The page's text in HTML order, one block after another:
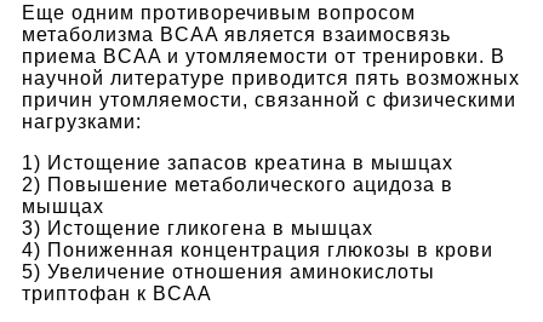
Еще одним противоречивым вопросом
метаболизма BCAA является взаимосвязь
приема BCAA и утомляемости от тренировки. В
научной литературе приводится пять возможных
причин утомляемости, связанной с физическими
нагрузками:
1) Истощение запасов креатина в мышцах
2) Повышение метаболического ацидоза в
мышцах
3) Истощение гликогена в мышцах
4) Пониженная концентрация глюкозы в крови
5) Увеличение отношения аминокислоты
триптофан к BCAA